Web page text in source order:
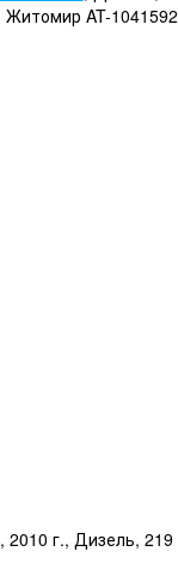
2010 г., Дизель,